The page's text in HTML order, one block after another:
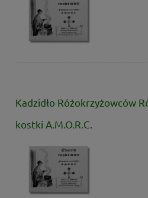
Kadzidło Różokrzyżowców
kostki A.M.O.R.C.